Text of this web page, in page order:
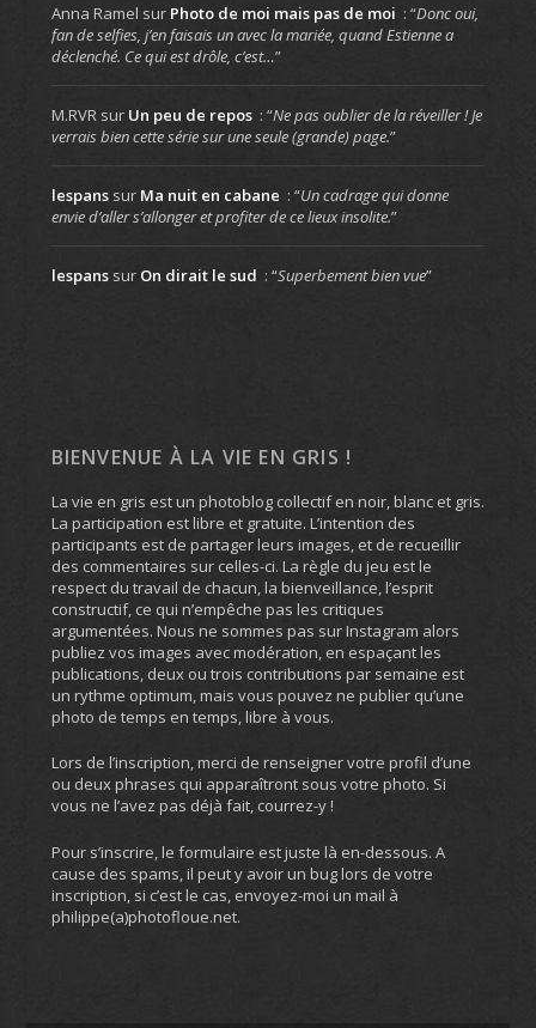
Anna Ramel sur Photo de moi mais pas de moi : “Donc oui,
fan de selfies, j’en faisais un avec la mariée, quand Estienne a
déclenché. Ce qui est drôle, c’est…”
M.RVRsur Un peu de repos : “Ne pas oublier de la réveiller ! Je
verrais bien cette série sur une seule (grande) page.”
lespanssur Ma nuit en cabane : “Un cadrage qui donne
envie d’aller s’allonger et profiter de ce lieux insolite.”
lespanssur On dirait le sud : “Superbement bien vue”
BIENVENUE À LA VIE EN GRIS !
La vie en gris est un photoblog collectif en noir, blanc et gris.
La participation est libre et gratuite. L’intention des
participants est de partager leurs images, et de recueillir
des commentaires sur celles-ci. La règle du jeu est le
respect du travail de chacun, la bienveillance, l’esprit
constructif, ce qui n’empêche pas les critiques
argumentées. Nous ne sommes pas sur Instagram alors
publiez vos images avec modération, en espaçant les
publications, deux ou trois contributions par semaine est
un rythme optimum, mais vous pouvez ne publier qu’une
photo de temps en temps, libre à vous.
Lors de l’inscription, merci de renseigner votre profil d’une
ou deux phrases qui apparaîtront sous votre photo. Si
vous ne l’avez pas déjà fait, courrez-y !
Pour s’inscrire, le formulaire est juste là en-dessous. A
cause des spams, il peut y avoir un bug lors de votre
inscription, si c’est le cas, envoyez-moi un mail à
philippe(a)photofloue.net.